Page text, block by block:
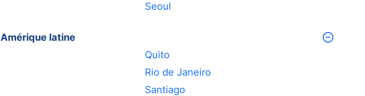
Seoul
Amérique latine
Quito
Rio de Janeiro
Santiago